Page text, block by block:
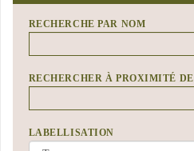
RECHERCHE PAR NOM
RECHERCHER À PROXIMITÉ DE
LABELLISATION